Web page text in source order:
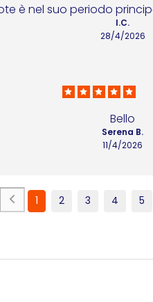
è nel suo periodo
28/4/2026
I.C.
Bello
11/4/2026
Serena B.
1 2 3 4 5